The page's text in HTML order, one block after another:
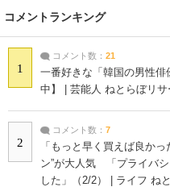
コメントランキング
1
コメント数： 21
一番好きな「韓国の男性
中】 | 芸能人 ねとらぼリサ
2
コメント数： 7
「もっと早く買えば良か
ン”が大人気 「プライバ
した」（2/2） | ライフ ね